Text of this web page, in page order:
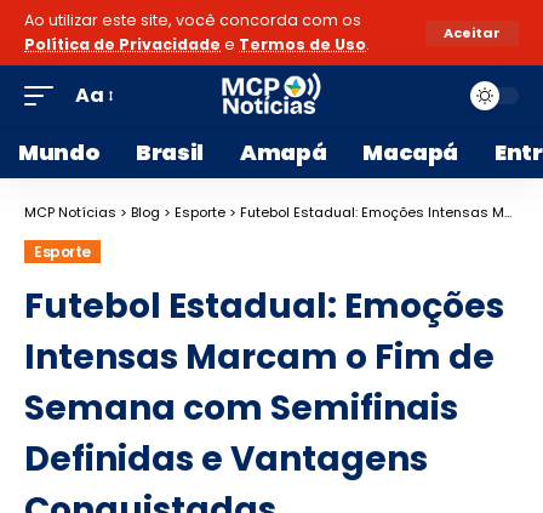
Ao utilizar este site, você concorda com os
Política de Privacidade e Termos de Uso.
Aceitar
Aa
Mundo Brasil Amapá Macapá
MCP Notícias > Blog > Esporte > Futebol Estadual: Emoções Intensas Marcam o Fim de Semana com Semifinais Definidas e Vantagens Conquistadas
Esporte
Futebol Estadual: Emoções
Intensas Marcam o Fim de
Semana com Semifinais
Definidas e Vantagens